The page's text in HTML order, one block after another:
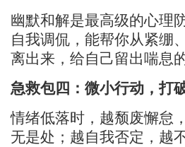
幽默和解是最高级的心理
自我调侃，能帮你从紧绷
离出来，给自己留出喘息
急救包四：微小行动，打
情绪低落时，越颓废懈怠
无是处；越自我否定，越